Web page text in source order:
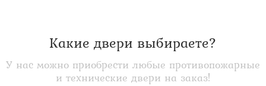
Какие двери выбираете?
У нас можно приобрести любые противопожарные
и технические двери на заказ!